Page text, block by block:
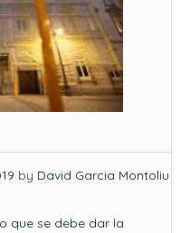
by David Garcia Montoliu
que se debe dar la